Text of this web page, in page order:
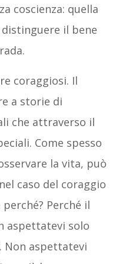
coscienza: quella
distinguere il bene
coraggiosi. Il
a storie di
che attraverso il
Come spesso
la vita, può
caso del coraggio
Perché il
aspettatevi solo
Non aspettatevi